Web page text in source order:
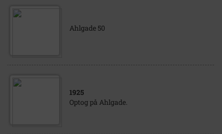
Ahlgade 50
1925
Optog på Ahlgade.